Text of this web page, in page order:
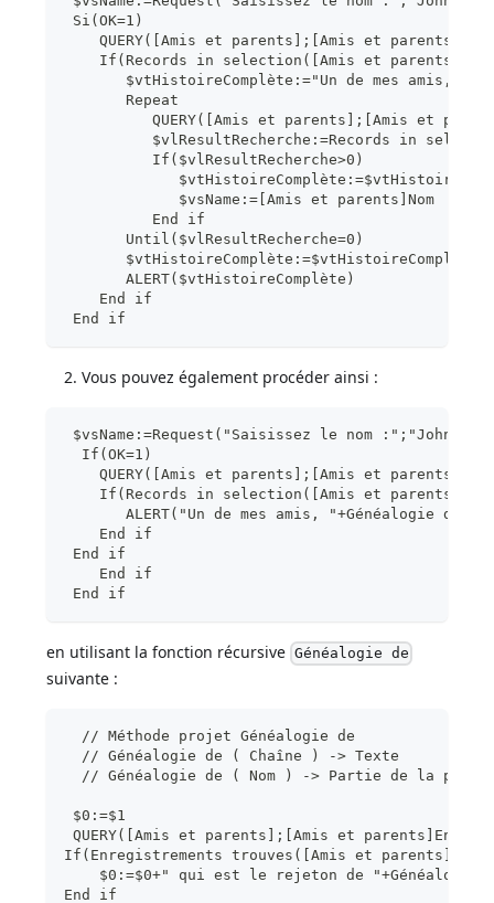
Si(OK=1)
QUERY([Amis et parents];[Amis et
If(Records in selection([Amis et
$vtHistoireComplète:="Un de mes amis,
       Repeat
QUERY([Amis et parents];[Amis et
$vlResultRecherche:=Records in
          If($vlResultRecherche>0)
             $vsName:=[Amis et parents]Nom
          End if
       Until($vlResultRecherche=0)
       ALERT($vtHistoireComplète)
    End if
End if
Vous pouvez également procéder ainsi :
$vsName:=Request("Saisissez le nom :";"John")
  If(OK=1)
QUERY([Amis et parents];[Amis et
If(Records in selection([Amis et
ALERT("Un de mes amis, "+Généalogie
    End if
End if
    End if
End if
en utilisant la fonction récursive Généalogie de
suivante :
  // Méthode projet Généalogie de
  // Généalogie de ( Chaîne ) -> Texte
// Généalogie de ( Nom ) -> Partie de la
$0:=$1
QUERY([Amis et parents];[Amis et
If(Enregistrements trouves([Amis et parents])>0)
$0:=$0+" qui est le rejeton de "+Généalogie
End if